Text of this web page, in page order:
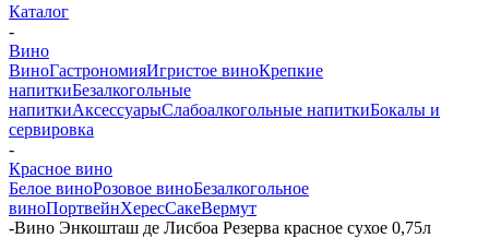
Каталог
-
Вино
ВиноГастрономияИгристое виноКрепкие
напиткиБезалкогольные
напиткиАксессуарыСлабоалкогольные напиткиБокалы и
сервировка
-
Красное вино
Белое виноРозовое виноБезалкогольное
виноПортвейнХересСакеВермут
-Вино Энкошташ де Лисбоа Резерва красное сухое 0,75л